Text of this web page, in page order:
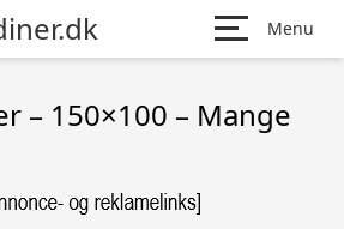
Menu
– 150×100 – Mange